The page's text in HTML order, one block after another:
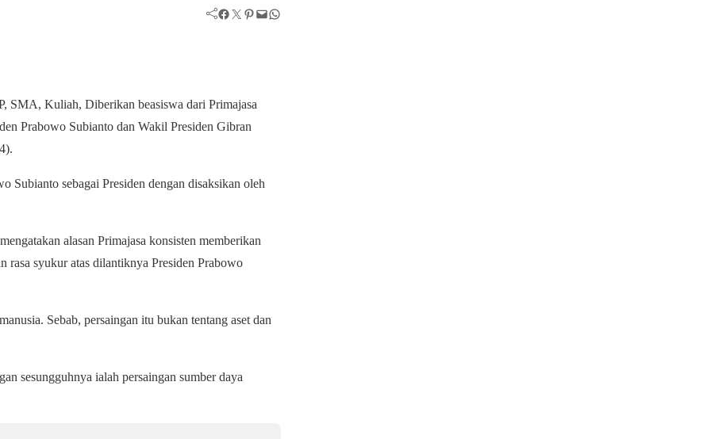
Facebook Twitter Pinterest Mail WhatsApp
SMA, Kuliah, Diberikan beasiswa dari Primajasa
Prabowo Subianto dan Wakil Presiden Gibran
Subianto sebagai Presiden dengan disaksikan oleh
alasan Primajasa konsisten memberikan
rasa syukur atas dilantiknya Presiden Prabowo
Sebab, persaingan itu bukan tentang aset dan
sesungguhnya ialah persaingan sumber daya